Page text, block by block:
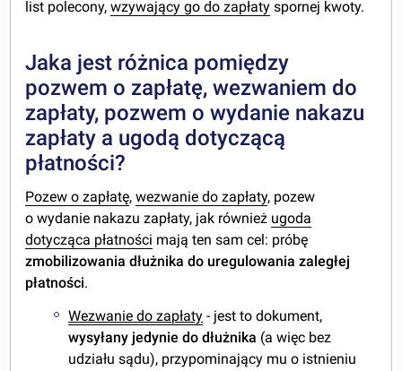
list polecony,wzywający go do zapłaty spornej kwoty.
Jaka jest różnica pomiędzy
pozwem o zapłatę, wezwaniem do
zapłaty, pozwem o wydanie nakazu
zapłaty a ugodą dotyczącą
płatności?
Pozew o zapłatę,wezwanie do zapłaty, pozew
o wydanie nakazu zapłaty, jak również ugoda
dotycząca płatności mają ten sam cel: próbę
zmobilizowania dłużnika do uregulowania zaległej
płatności.
Wezwanie do zapłaty - jest to dokument,
wysyłany jedynie do dłużnika (a więc bez
udziału sądu), przypominający mu o istnieniu